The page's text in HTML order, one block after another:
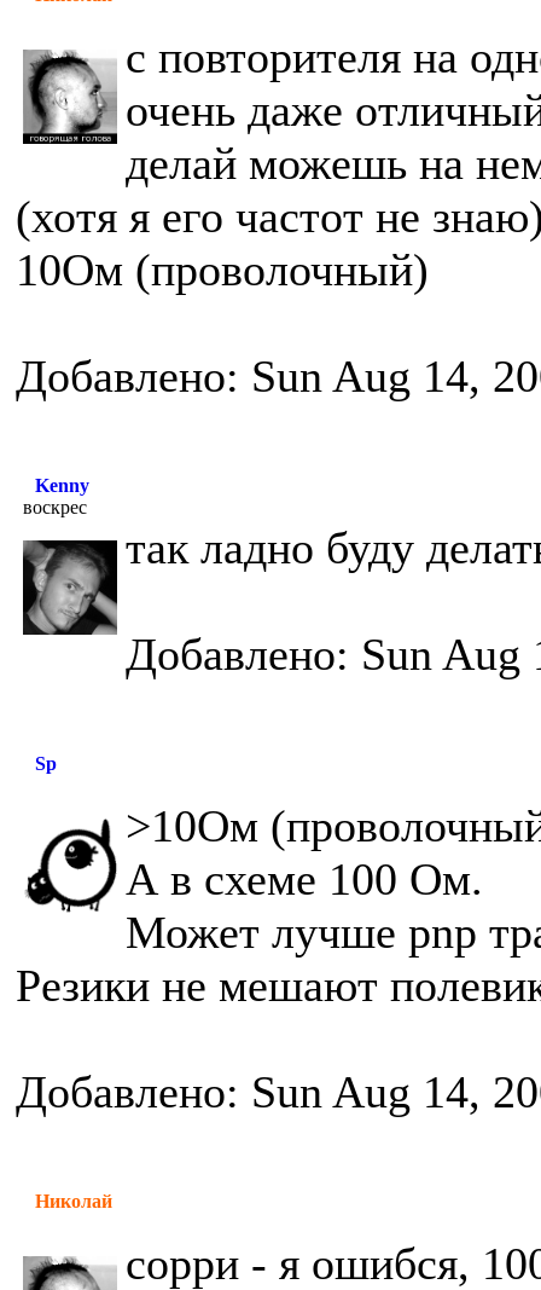
с повторителя на
очень даже
делай можешь на
(хотя я его частот не
10Ом (проволочный)
Добавлено: Sun Aug 14,
Kenny
воскрес
так ладно буду
Добавлено: Sun Aug
Sp
>10Ом
А в схеме 100 Ом.
Может лучше pnp
Резики не мешают
Добавлено: Sun Aug 14,
Николай
сорри - я ошибся,